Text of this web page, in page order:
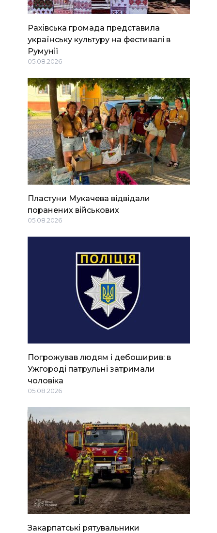
Рахівська громада представила
українську культуру на фестивалі в
Румунії
05.08.2026
Пластуни Мукачева відвідали
поранених військових
05.08.2026
Погрожував людям і дебоширив: в
Ужгороді патрульні затримали
чоловіка
05.08.2026
Закарпатські рятувальники